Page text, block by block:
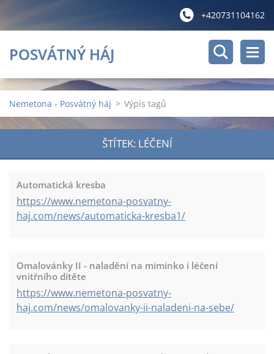
+420731104162
POSVÁTNÝ HÁJ
Nemetona - Posvátný háj > Výpis tagů
ŠTÍTEK: LÉČENÍ
Automatická kresba
https://www.nemetona-posvatny-
haj.com/news/automaticka-kresba1/
Omalovánky II - naladění na miminko i léčení
vnitřního dítěte
https://www.nemetona-posvatny-
haj.com/news/omalovanky-ii-naladeni-na-sebe/